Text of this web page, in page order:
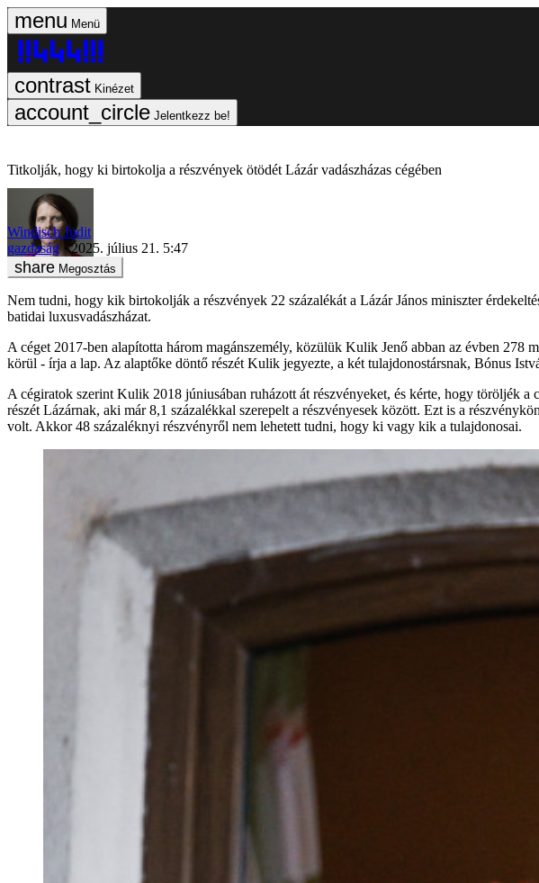
Menü
Kinézet
Jelentkezz be!
Titkolják, hogy ki birtokolja a részvények ötödét Lázár vadászházas cégében
Windisch Judit
gazdaság
2025. július 21. 5:47
Megosztás
Nem tudni, hogy kik birtokolják a részvények 22 százalékát a Lázár János miniszter
batidai luxusvadászházat.
A céget 2017-ben alapította három magánszemély, közülük Kulik Jenő abban az évben 278
körül - írja a lap. Az alaptőke döntő részét Kulik jegyezte, a két tulajdonostársnak, Bónus
A cégiratok szerint Kulik 2018 júniusában ruházott át részvényeket, és kérte, hogy töröljék
részét Lázárnak, aki már 8,1 százalékkal szerepelt a részvényesek között. Ezt is a
volt. Akkor 48 százaléknyi részvényről nem lehetett tudni, hogy ki vagy kik a tulajdonosai.